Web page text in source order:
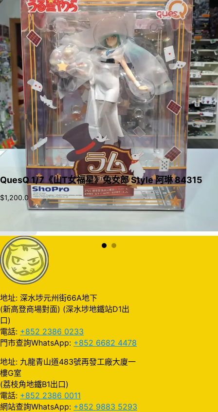
QuesQ 1/7《山T女福星》兔女郎 Style 阿琳 84315
$1,200.0
地址: 深水埗元州街66A地下
(新高登商場對面) (深水埗地鐵站D1出
口)
電話: +852 2386 0233
門市查詢WhatsApp: +852 6682 4478
地址: 九龍青山道483號再發工廠大廈一
樓G室
(荔枝角地鐵B1出口)
電話: +852 2386 0011
網站查詢WhatsApp: +852 9883 5293